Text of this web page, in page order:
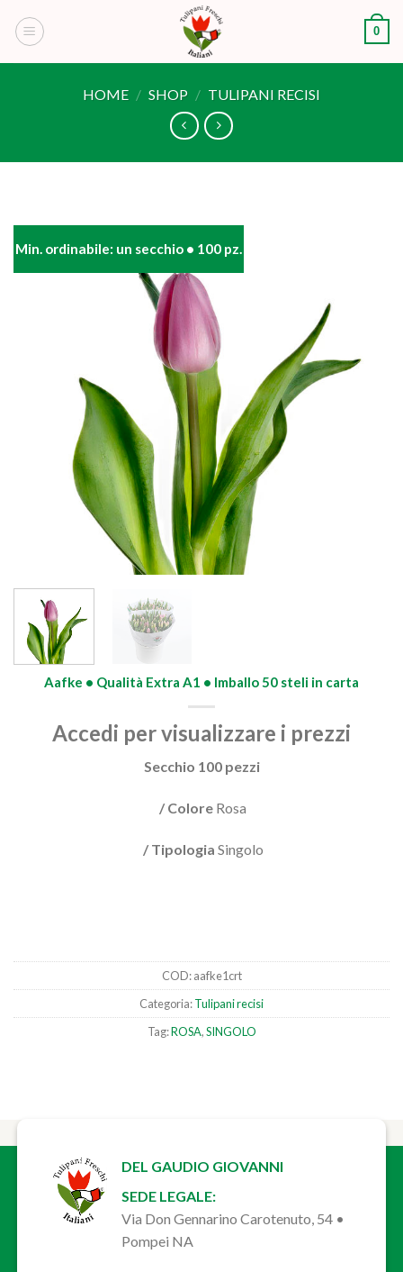
0
HOME / SHOP / TULIPANI RECISI
Min. ordinabile: un secchio • 100 pz.
Aafke • Qualità Extra A1 • Imballo 50 steli in carta
Accedi per visualizzare i prezzi
Secchio 100 pezzi
/ Colore Rosa
/ Tipologia Singolo
COD:aafke1crt
Categoria:Tulipani recisi
Tag:ROSA,SINGOLO
DEL GAUDIO GIOVANNI
SEDE LEGALE:
Via Don Gennarino Carotenuto, 54 •
Pompei NA